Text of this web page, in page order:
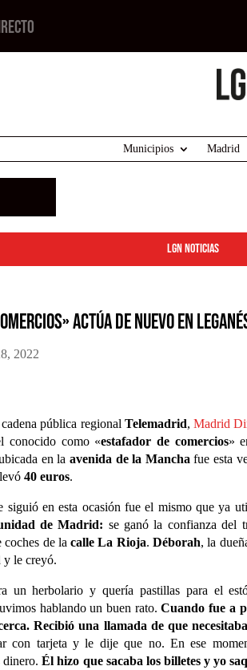
Municipios Madrid
LGN Noticias
actúa de nuevo en
2022
pública regional Telemadrid, Madrid
conocido como «estafador de comercios»
en la avenida de la Manchafue esta
40 euros.
siguió en esta ocasión fue el mismo que ya
de Madrid: se ganó la confianza del
coches de lacalle La Rioja.Déborah, la
y le creyó.
un herbolario y quería pastillas para el
hablando un buen rato.Cuando fue a
Recibió una llamada de que
con tarjeta y le dije que no. En ese
dinero.Él hizo que sacaba los billetes y yo